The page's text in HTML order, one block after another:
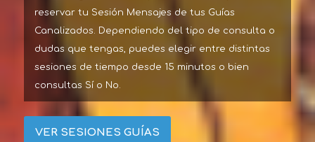
reservar tu Sesión Mensajes de tus Guías
Canalizados. Dependiendo del tipo de consulta o
dudas que tengas, puedes elegir entre distintas
sesiones de tiempo desde 15 minutos o bien
consultas Sí o No.
VER SESIONES GUÍAS